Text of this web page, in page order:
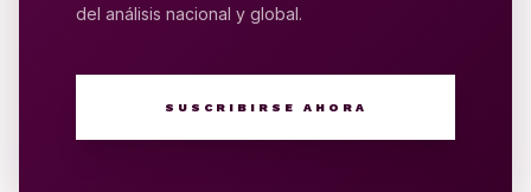
del análisis nacional y global.
SUSCRIBIRSE AHORA